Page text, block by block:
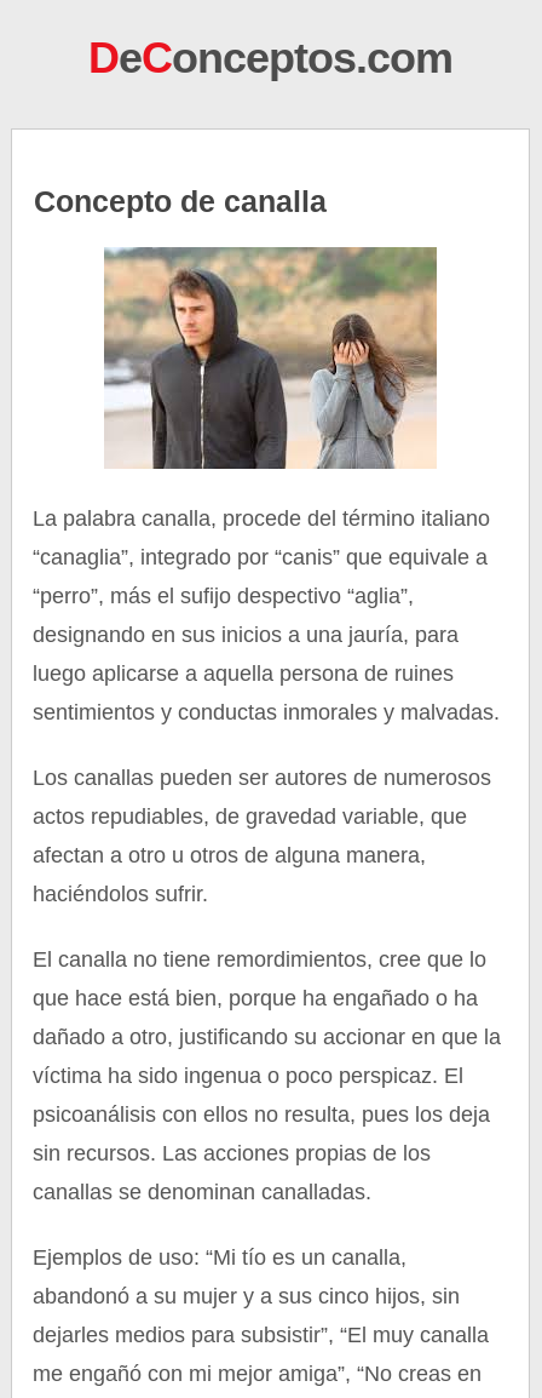
DeConceptos.com
Concepto de canalla
La palabra canalla, procede del término italiano
“canaglia”, integrado por “canis” que equivale a
“perro”, más el sufijo despectivo “aglia”,
designando en sus inicios a una jauría, para
luego aplicarse a aquella persona de ruines
sentimientos y conductas inmorales y malvadas.
Los canallas pueden ser autores de numerosos
actos repudiables, de gravedad variable, que
afectan a otro u otros de alguna manera,
haciéndolos sufrir.
El canalla no tiene remordimientos, cree que lo
que hace está bien, porque ha engañado o ha
dañado a otro, justificando su accionar en que la
víctima ha sido ingenua o poco perspicaz. El
psicoanálisis con ellos no resulta, pues los deja
sin recursos. Las acciones propias de los
canallas se denominan canalladas.
Ejemplos de uso: “Mi tío es un canalla,
abandonó a su mujer y a sus cinco hijos, sin
dejarles medios para subsistir”, “El muy canalla
me engañó con mi mejor amiga”, “No creas en